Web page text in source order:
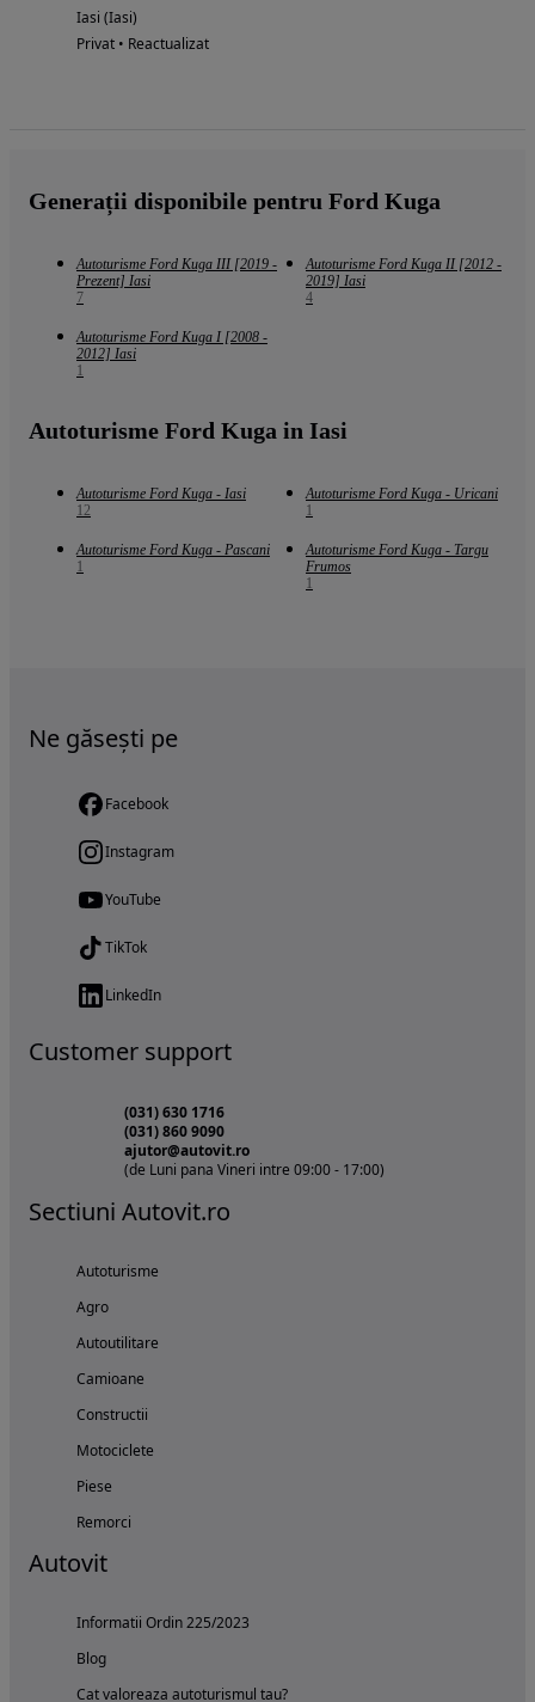
Iasi (Iasi)
Privat • Reactualizat
Generații disponibile pentru Ford Kuga
Autoturisme Ford Kuga III [2019 -
Prezent] Iasi
7
Autoturisme Ford Kuga II [2012 -
2019] Iasi
4
Autoturisme Ford Kuga I [2008 -
2012] Iasi
1
Autoturisme Ford Kuga in Iasi
Autoturisme Ford Kuga - Iasi
12
Autoturisme Ford Kuga - Uricani
1
Autoturisme Ford Kuga - Pascani
1
Autoturisme Ford Kuga - Targu
Frumos
1
Ne găsești pe
Facebook
Instagram
YouTube
TikTok
LinkedIn
Customer support
(031) 630 1716
(031) 860 9090
ajutor@autovit.ro
(de Luni pana Vineri intre 09:00 - 17:00)
Sectiuni Autovit.ro
Autoturisme
Agro
Autoutilitare
Camioane
Constructii
Motociclete
Piese
Remorci
Autovit
Informatii Ordin 225/2023
Blog
Cat valoreaza autoturismul tau?